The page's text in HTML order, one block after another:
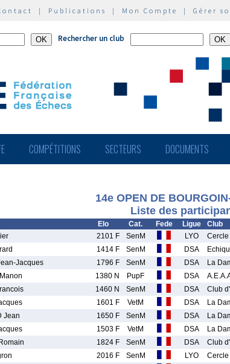
| Publications | Mon Compte | Gérer
Rechercher un club
COMPÉTITIONS SECTEURS DOCUMENTS
14e OPEN DE
Liste des
Elo Cat. Fede Ligue
Club
2101 F SenM LYO
1414 F SenM DSA
Jacques 1796 F SenM DSA
La
1380 N PupF DSA
1460 N SenM DSA
Club
1601 F VetM DSA
La
Jean 1650 F SenM DSA
La
1503 F VetM DSA
La
1824 F SenM DSA
Club
2016 F SenM LYO